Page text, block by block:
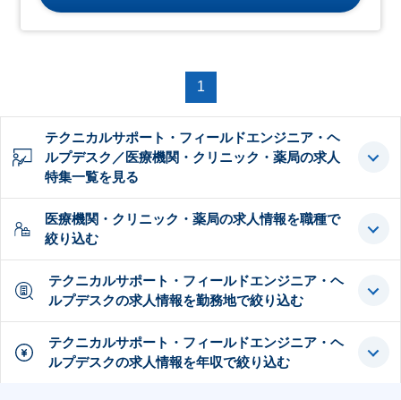
1
テクニカルサポート・フィールドエンジニア・ヘ
ルプデスク／医療機関・クリニック・薬局の求人
特集一覧を見る
医療機関・クリニック・薬局の求人情報を職種で
絞り込む
テクニカルサポート・フィールドエンジニア・ヘ
ルプデスクの求人情報を勤務地で絞り込む
テクニカルサポート・フィールドエンジニア・ヘ
ルプデスクの求人情報を年収で絞り込む